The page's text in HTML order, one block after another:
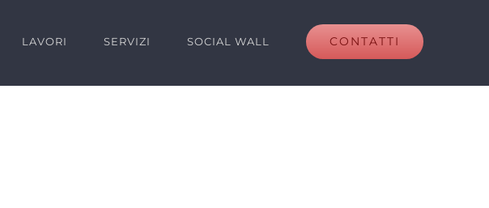
LAVORI SERVIZI SOCIAL WALL CONTATTI